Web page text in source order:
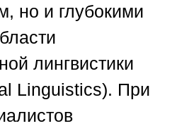
но и глубокими
лингвистики
Linguistics). При